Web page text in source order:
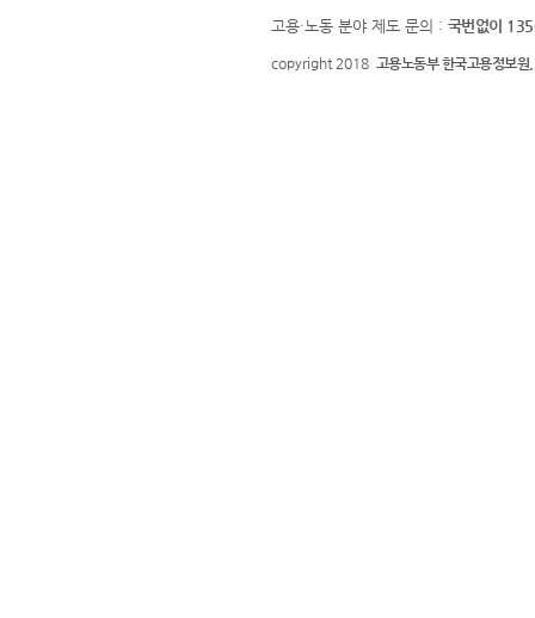
고용·노동 분야 제도 문의 : 국번없이
copyright 2018 고용노동부 한국고용정보원.